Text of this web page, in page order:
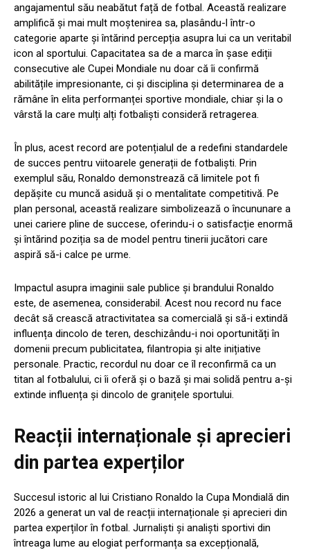
angajamentul său neabătut față de fotbal. Această realizare
amplifică și mai mult moștenirea sa, plasându-l într-o
categorie aparte și întărind percepția asupra lui ca un veritabil
icon al sportului. Capacitatea sa de a marca în șase ediții
consecutive ale Cupei Mondiale nu doar că îi confirmă
abilitățile impresionante, ci și disciplina și determinarea de a
rămâne în elita performanței sportive mondiale, chiar și la o
vârstă la care mulți alți fotbaliști consideră retragerea.
În plus, acest record are potențialul de a redefini standardele
de succes pentru viitoarele generații de fotbaliști. Prin
exemplul său, Ronaldo demonstrează că limitele pot fi
depășite cu muncă asiduă și o mentalitate competitivă. Pe
plan personal, această realizare simbolizează o încununare a
unei cariere pline de succese, oferindu-i o satisfacție enormă
și întărind poziția sa de model pentru tinerii jucători care
aspiră să-i calce pe urme.
Impactul asupra imaginii sale publice și brandului Ronaldo
este, de asemenea, considerabil. Acest nou record nu face
decât să crească atractivitatea sa comercială și să-i extindă
influența dincolo de teren, deschizându-i noi oportunități în
domenii precum publicitatea, filantropia și alte inițiative
personale. Practic, recordul nu doar ce îl reconfirmă ca un
titan al fotbalului, ci îi oferă și o bază și mai solidă pentru a-și
extinde influența și dincolo de granițele sportului.
Reacții internaționale și aprecieri
din partea experților
Succesul istoric al lui Cristiano Ronaldo la Cupa Mondială din
2026 a generat un val de reacții internaționale și aprecieri din
partea experților în fotbal. Jurnaliști și analiști sportivi din
întreaga lume au elogiat performanța sa excepțională,